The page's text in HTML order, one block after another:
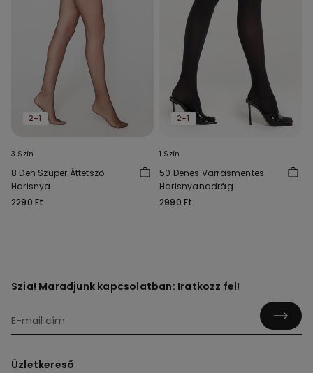
2+1
3 Szín
8 Den Szuper Áttetsző
Harisnya
2290 Ft
2+1
1 Szín
50 Denes Varrásmentes
Harisnyanadrág
2990 Ft
Szia! Maradjunk kapcsolatban: Iratkozz fel!
Üzletkereső